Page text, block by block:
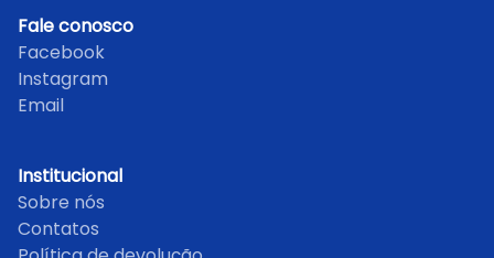
Fale conosco
Facebook
Instagram
Email
Institucional
Sobre nós
Contatos